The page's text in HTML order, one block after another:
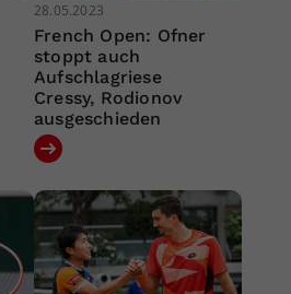
28.05.2023
French Open: Ofner
stoppt auch
Aufschlagriese
Cressy, Rodionov
ausgeschieden